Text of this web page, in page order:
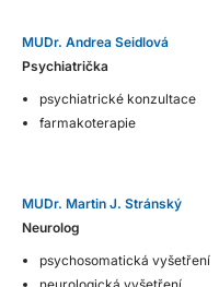
MUDr. Andrea Seidlová
Psychiatrička
psychiatrické konzultace
farmakoterapie
MUDr. Martin J. Stránský
Neurolog
psychosomatická vyšetření